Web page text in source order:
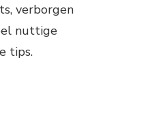
verborgen
nuttige
tips.